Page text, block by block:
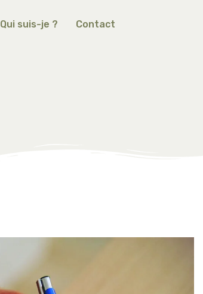
Qui suis-je ? Contact